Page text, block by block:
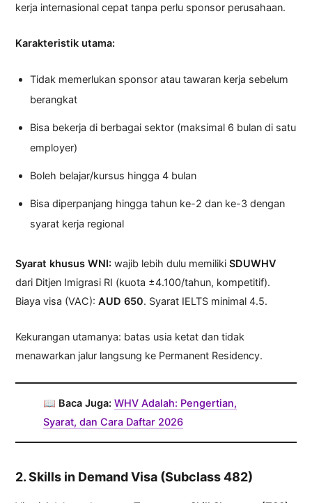
kerja internasional cepat tanpa perlu sponsor perusahaan.
Karakteristik utama:
Tidak memerlukan sponsor atau tawaran kerja sebelum
berangkat
Bisa bekerja di berbagai sektor (maksimal 6 bulan di satu
employer)
Boleh belajar/kursus hingga 4 bulan
Bisa diperpanjang hingga tahun ke-2 dan ke-3 dengan
syarat kerja regional
Syarat khusus WNI: wajib lebih dulu memilikiSDUWHV
dari Ditjen Imigrasi RI (kuota ±4.100/tahun, kompetitif).
Biaya visa (VAC):AUD 650. Syarat IELTS minimal 4.5.
Kekurangan utamanya: batas usia ketat dan tidak
menawarkan jalur langsung ke Permanent Residency.
📖 Baca Juga: WHV Adalah: Pengertian,
Syarat, dan Cara Daftar 2026
2. Skills in Demand Visa (Subclass 482)